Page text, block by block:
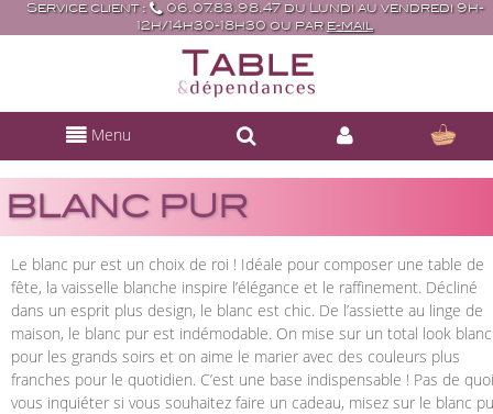
Service client :
06.07.83.98.47 du Lundi au vendredi 9h-
12h/14h30-18h30 ou par e-mail
Menu
BLANC PUR
Le blanc pur est un choix de roi ! Idéale pour composer une table de
fête, la vaisselle blanche inspire l’élégance et le raffinement. Décliné
dans un esprit plus design, le blanc est chic. De l’assiette au linge de
maison, le blanc pur est indémodable. On mise sur un total look blanc
pour les grands soirs et on aime le marier avec des couleurs plus
franches pour le quotidien. C’est une base indispensable ! Pas de quoi
vous inquiéter si vous souhaitez faire un cadeau, misez sur le blanc